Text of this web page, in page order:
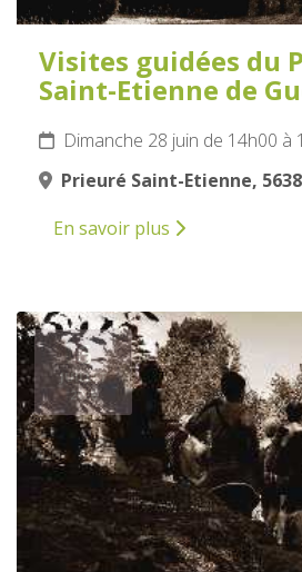
Visites guidées du
Saint-Etienne de
Dimanche 28 juin de 14h00 à
Prieuré Saint-Etienne,
En savoir plus
6
JUILLET
2026